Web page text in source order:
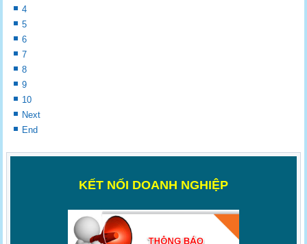
4
5
6
7
8
9
10
Next
End
KẾT NỐI DOANH NGHIỆP